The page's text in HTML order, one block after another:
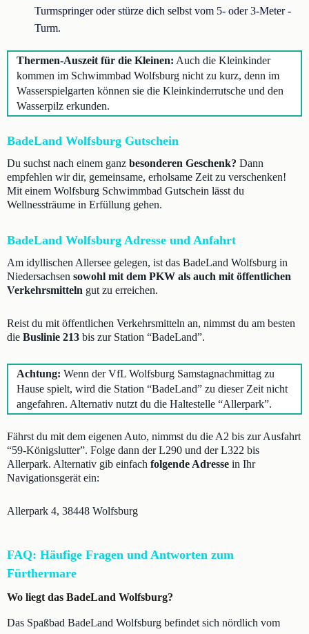
Turmspringer oder stürze dich selbst vom 5- oder 3-Meter -
Turm.
Thermen-Auszeit für die Kleinen: Auch die Kleinkinder
kommen im Schwimmbad Wolfsburg nicht zu kurz, denn im
Wasserspielgarten können sie die Kleinkinderrutsche und den
Wasserpilz erkunden.
BadeLand Wolfsburg Gutschein
Du suchst nach einem ganz besonderen Geschenk? Dann
empfehlen wir dir, gemeinsame, erholsame Zeit zu verschenken!
Mit einem Wolfsburg Schwimmbad Gutschein lässt du
Wellnessträume in Erfüllung gehen.
BadeLand Wolfsburg Adresse und Anfahrt
Am idyllischen Allersee gelegen, ist das BadeLand Wolfsburg in
Niedersachsen sowohl mit dem PKW als auch mit öffentlichen
Verkehrsmitteln gut zu erreichen.
Reist du mit öffentlichen Verkehrsmitteln an, nimmst du am besten
die Buslinie 213 bis zur Station “BadeLand”.
Achtung: Wenn der VfL Wolfsburg Samstagnachmittag zu
Hause spielt, wird die Station “BadeLand” zu dieser Zeit nicht
angefahren. Alternativ nutzt du die Haltestelle “Allerpark”.
Fährst du mit dem eigenen Auto, nimmst du die A2 bis zur Ausfahrt
“59-Königslutter”. Folge dann der L290 und der L322 bis
Allerpark. Alternativ gib einfach folgende Adresse in Ihr
Navigationsgerät ein:
Allerpark 4, 38448 Wolfsburg
FAQ: Häufige Fragen und Antworten zum
Fürthermare
Wo liegt das BadeLand Wolfsburg?
Das Spaßbad BadeLand Wolfsburg befindet sich nördlich vom